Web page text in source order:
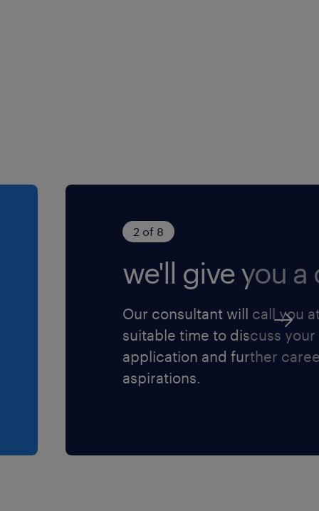
2 of 8
we'll give you a
Our consultant will call you
suitable time to discuss your
application and further
aspirations.